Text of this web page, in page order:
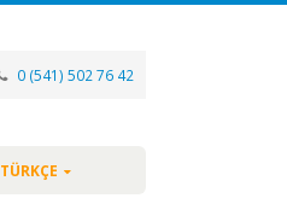
0 (541) 502 76 42
TÜRKÇE